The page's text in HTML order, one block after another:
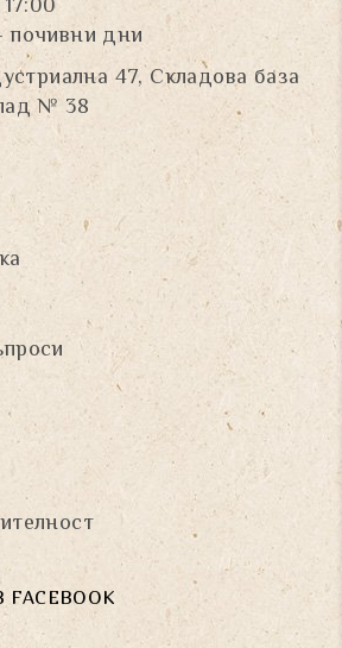
почивни дни
47, Складова база
№ 38